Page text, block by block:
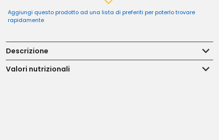
Aggiungi questo prodotto ad una lista di preferiti per poterlo trovare
rapidamente
Descrizione
Valori nutrizionali